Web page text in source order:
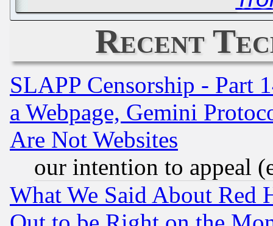
Recent
SLAPP Censorship - Part
a Webpage, Gemini
Are Not Websites
our intention to appeal
What We Said About Red